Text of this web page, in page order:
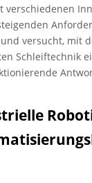
verschiedenen
versucht, mit
Schleiftechnik